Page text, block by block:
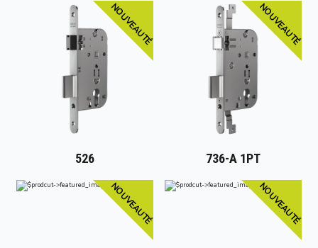
NOUVEAUTÉ
526
NOUVEAUTÉ
736-A 1PT
NOUVEAUTÉ NOUVEAUTÉ